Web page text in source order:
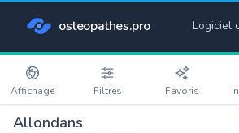
osteopathes.pro Logiciel
Affichage Filtres Favoris
Allondans